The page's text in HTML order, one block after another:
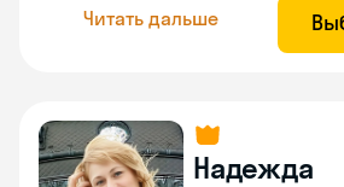
Читать дальше
Надежда